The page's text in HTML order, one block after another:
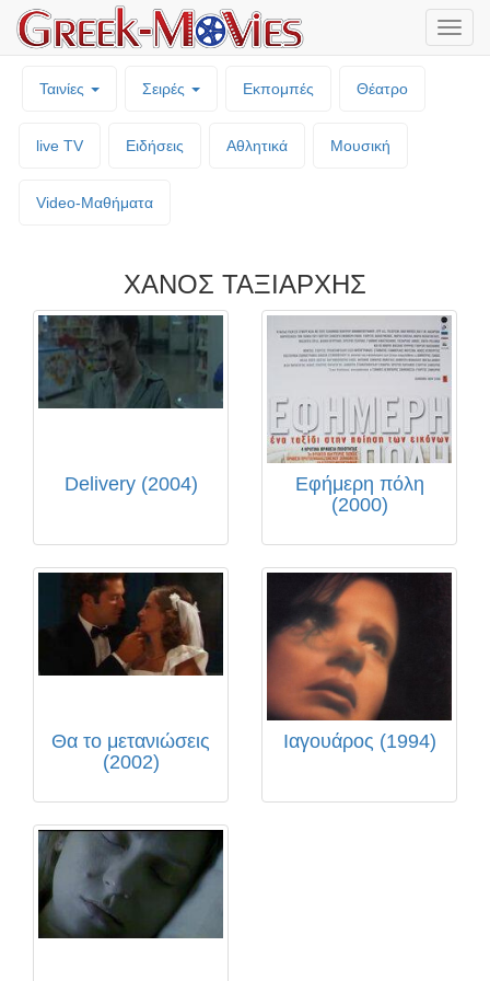
Ταινίες Σειρές Εκπομπές Θέατρο
live TV Ειδήσεις Αθλητικά Μουσική
Video-Mαθήματα
ΧΑΝΟΣ ΤΑΞΙΑΡΧΗΣ
Delivery (2004)
Εφήμερη πόλη
(2000)
Θα το μετανιώσεις
(2002)
Ιαγουάρος (1994)